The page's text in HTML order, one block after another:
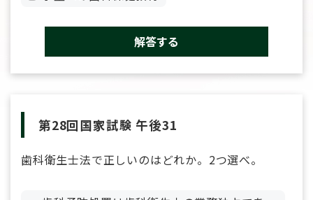
解答する
第28回国家試験 午後31
歯科衛生士法で正しいのはどれか。2つ選べ。